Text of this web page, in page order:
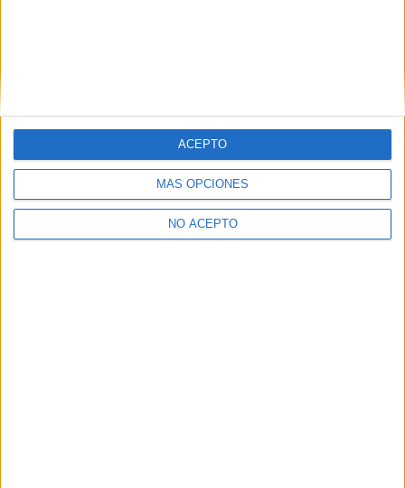
MÁS OPCIONES
NO ACEPTO
ACEPTO
Y como regalo de agradecimiento, por registrarte te daremos
gratis una copia de nuestro ebook con 100 consejos para tu
primer año de universidad